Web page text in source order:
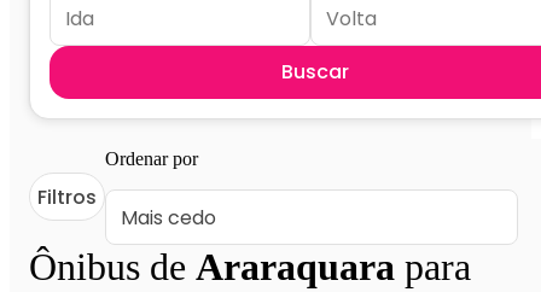
Buscar
Ônibus de Araraquara para
Filtros
Ordenar por